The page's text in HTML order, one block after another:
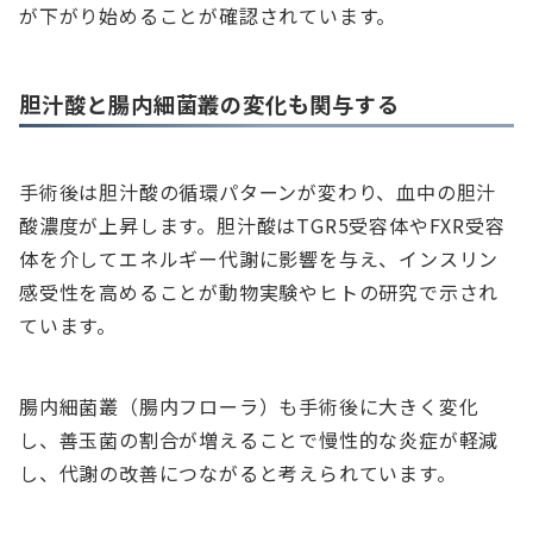
が下がり始めることが確認されています。
胆汁酸と腸内細菌叢の変化も関与する
手術後は胆汁酸の循環パターンが変わり、血中の胆汁
酸濃度が上昇します。胆汁酸はTGR5受容体やFXR受容
体を介してエネルギー代謝に影響を与え、インスリン
感受性を高めることが動物実験やヒトの研究で示され
ています。
腸内細菌叢（腸内フローラ）も手術後に大きく変化
し、善玉菌の割合が増えることで慢性的な炎症が軽減
し、代謝の改善につながると考えられています。